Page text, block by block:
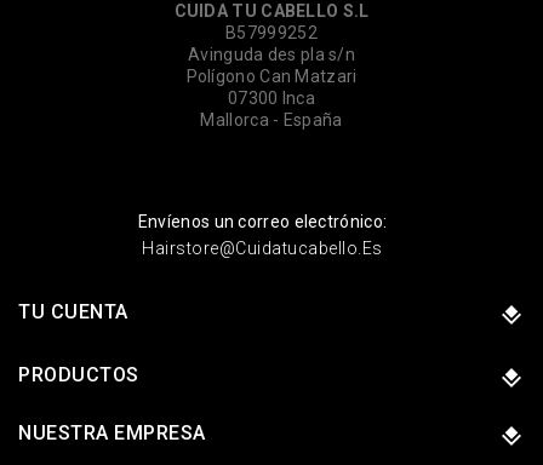
CUIDA TU CABELLO S.L
B57999252
Avinguda des pla s/n
Polígono Can Matzari
07300 Inca
Mallorca - España
Envíenos un correo electrónico:
Hairstore@cuidatucabello.es
TU CUENTA
PRODUCTOS
NUESTRA EMPRESA